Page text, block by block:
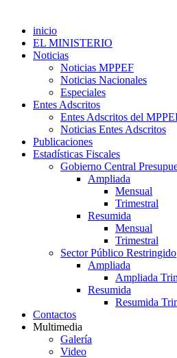
inicio
EL MINISTERIO
Noticias
Noticias MPPEF
Noticias Nacionales
Especiales
Entes Adscritos
Entes Adscritos del
Noticias Entes Adscritos
Publicaciones
Estadísticas Fiscales
Gobierno Central
Ampliada
Mensual
Trimestral
Resumida
Mensual
Trimestral
Sector Público Restringido
Ampliada
Ampliada
Resumida
Resumida
Contactos
Multimedia
Galería
Video